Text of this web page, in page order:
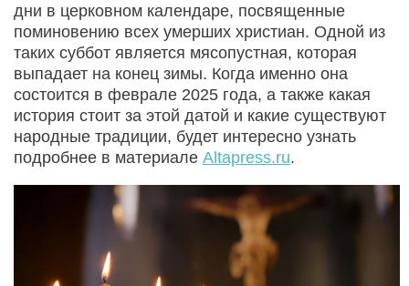
дни в церковном календаре, посвященные
поминовению всех умерших христиан. Одной из
таких суббот является мясопустная, которая
выпадает на конец зимы. Когда именно она
состоится в феврале 2025 года, а также какая
история стоит за этой датой и какие существуют
народные традиции, будет интересно узнать
подробнее в материале Altapress.ru.